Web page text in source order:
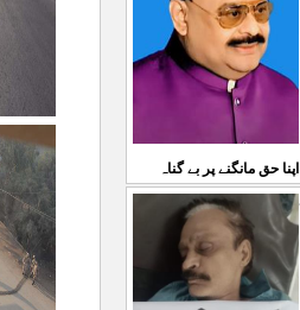
کی کوئی پرواہ نہیں ہے
04 Aug 2026
اپنا حق مانگنے پر بے گناہ
کشمیریوں کو گولیاں مارکر
شہ رگ کوکاٹ دیا گی
31 Jul 2026